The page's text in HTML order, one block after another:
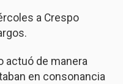
a Crespo
actuó de manera
en consonancia